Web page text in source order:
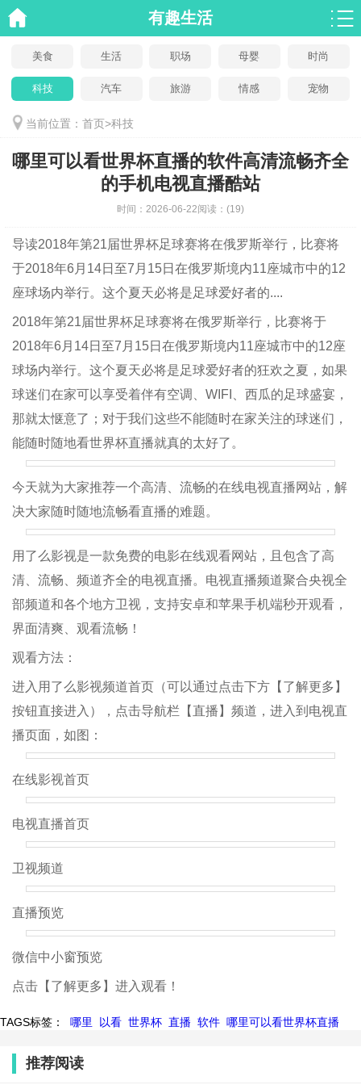
有趣生活
美食 生活 职场 母婴 时尚
科技 汽车 旅游 情感 宠物
当前位置： 首页>科技
哪里可以看世界杯直播的软件高清流畅齐全
的手机电视直播酷站
时间： 2026-06-22阅读： (19)
导读2018年第21届世界杯足球赛将在俄罗斯举行，比赛将
于2018年6月14日至7月15日在俄罗斯境内11座城市中的12
座球场内举行。这个夏天必将是足球爱好者的....
2018年第21届世界杯足球赛将在俄罗斯举行，比赛将于
2018年6月14日至7月15日在俄罗斯境内11座城市中的12座
球场内举行。这个夏天必将是足球爱好者的狂欢之夏，如果
球迷们在家可以享受着伴有空调、WIFI、西瓜的足球盛宴，
那就太惬意了；对于我们这些不能随时在家关注的球迷们，
能随时随地看世界杯直播就真的太好了。
今天就为大家推荐一个高清、流畅的在线电视直播网站，解
决大家随时随地流畅看直播的难题。
用了么影视是一款免费的电影在线观看网站，且包含了高
清、流畅、频道齐全的电视直播。电视直播频道聚合央视全
部频道和各个地方卫视，支持安卓和苹果手机端秒开观看，
界面清爽、观看流畅！
观看方法：
进入用了么影视频道首页（可以通过点击下方【了解更多】
按钮直接进入），点击导航栏【直播】频道，进入到电视直
播页面，如图：
在线影视首页
电视直播首页
卫视频道
直播预览
微信中小窗预览
点击【了解更多】进入观看！
TAGS标签： 哪里 以看 世界杯 直播 软件 哪里可以看世界杯直播
推荐阅读